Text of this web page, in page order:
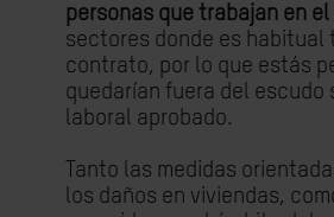
personas que trabajan en el
sectores donde es habitual
contrato, por lo que estás
quedarían fuera del escudo
laboral aprobado.
Tanto las medidas
los daños en viviendas,